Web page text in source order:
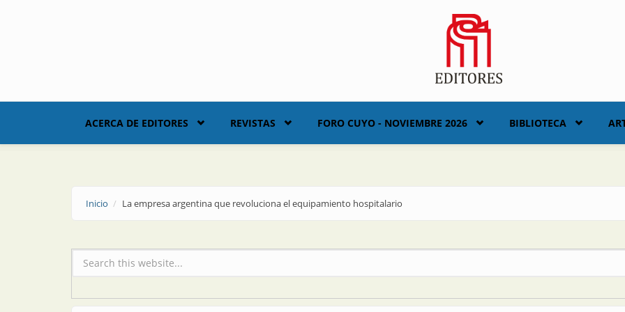
ACERCA DE EDITORES REVISTAS FORO CUYO - NOVIEMBRE 2026 BIBLIOTECA
Inicio La empresa argentina que revoluciona el equipamiento hospitalario
Formulario de búsqueda